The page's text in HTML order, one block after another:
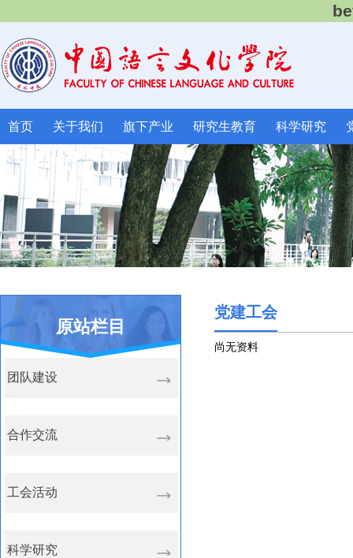
首页 关于我们 旗下产业 研究生教育 科学研究
原站栏目
团队建设
合作交流
工会活动
科学研究
党建工会
尚无资料